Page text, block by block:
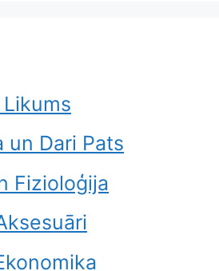
un Dari Pats
Fizioloģija